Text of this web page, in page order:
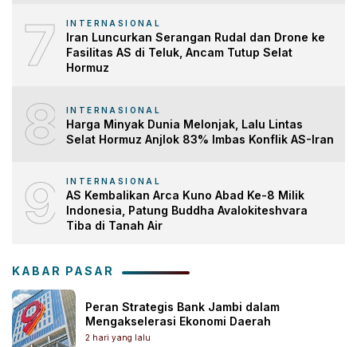
7
INTERNASIONAL
Iran Luncurkan Serangan Rudal dan Drone ke
Fasilitas AS di Teluk, Ancam Tutup Selat
Hormuz
8 INTERNASIONAL
Harga Minyak Dunia Melonjak, Lalu Lintas
Selat Hormuz Anjlok 83% Imbas Konflik AS-Iran
9 INTERNASIONAL
AS Kembalikan Arca Kuno Abad Ke-8 Milik
Indonesia, Patung Buddha Avalokiteshvara
Tiba di Tanah Air
KABAR PASAR
Peran Strategis Bank Jambi dalam
Mengakselerasi Ekonomi Daerah
2 hari yang lalu